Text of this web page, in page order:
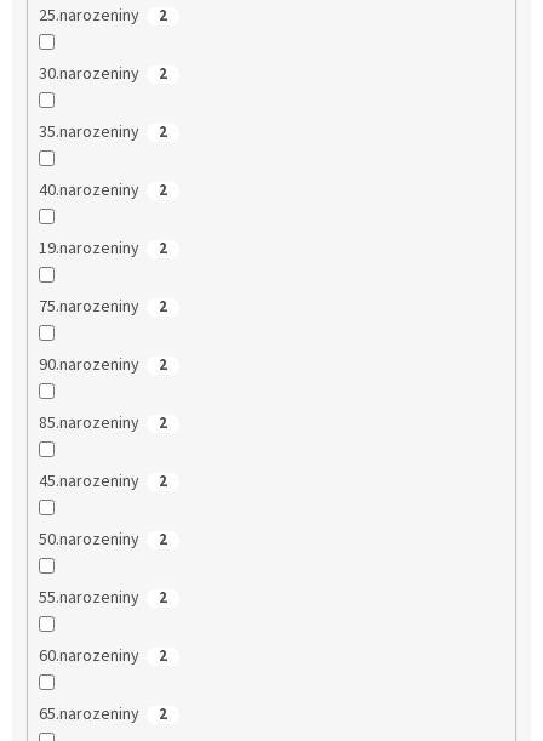
25.narozeniny 2
30.narozeniny 2
35.narozeniny 2
40.narozeniny 2
19.narozeniny 2
75.narozeniny 2
90.narozeniny 2
85.narozeniny 2
45.narozeniny 2
50.narozeniny 2
55.narozeniny 2
60.narozeniny 2
65.narozeniny 2